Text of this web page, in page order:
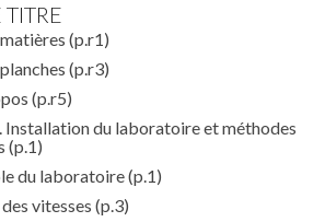
TITRE
(p.r1)
(p.r3)
(p.r5)
Installation du laboratoire et méthodes
(p.1)
du laboratoire(p.1)
vitesses (p.3)